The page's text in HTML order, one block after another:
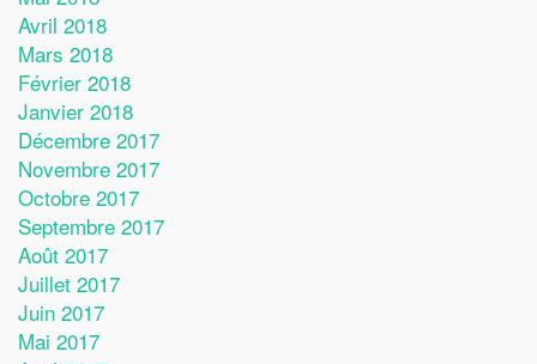
Avril 2018
Mars 2018
Février 2018
Janvier 2018
Décembre 2017
Novembre 2017
Octobre 2017
Septembre 2017
Août 2017
Juillet 2017
Juin 2017
Mai 2017